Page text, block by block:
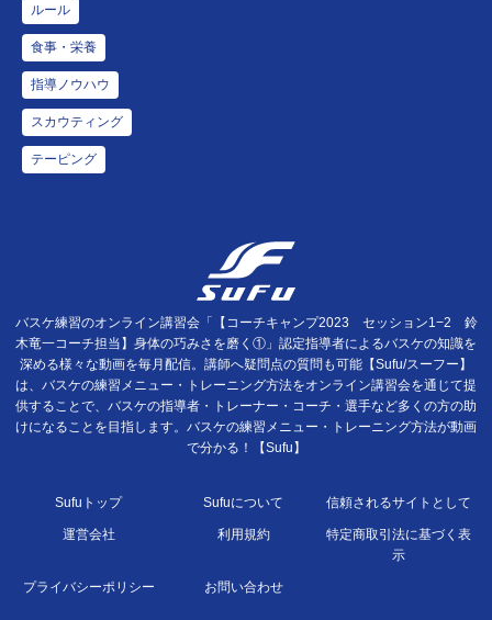
ルール
食事・栄養
指導ノウハウ
スカウティング
テーピング
バスケ練習のオンライン講習会「【コーチキャンプ2023 セッション1−2 鈴
木竜一コーチ担当】身体の巧みさを磨く①」認定指導者によるバスケの知識を
深める様々な動画を毎月配信。講師へ疑問点の質問も可能【Sufu/スーフー】
は、バスケの練習メニュー・トレーニング方法をオンライン講習会を通じて提
供することで、バスケの指導者・トレーナー・コーチ・選手など多くの方の助
けになることを目指します。バスケの練習メニュー・トレーニング方法が動画
で分かる！【Sufu】
Sufuトップ Sufuについて 信頼されるサイトとして
運営会社 利用規約
特定商取引法に基づく表
示
プライバシーポリシー お問い合わせ